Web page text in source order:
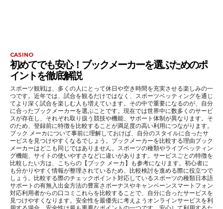
CASINO
初めてでも安心！ブックメーカーを選ぶためのポ
イントを徹底解説
スポーツ観戦は、多くの人にとって休日や空き時間を充実させる楽しみの一
つです。近年では、試合を観るだけではなく、スポーツベッティングを通じ
てより深く試合を楽しむ人も増えています。その中で重要になるのが、自分
に合ったブックメーカーを選ぶことです。現在では世界中に数多くのサービ
スが存在し、それぞれ取り扱う競技や機能、サポート体制が異なります。そ
のため、登録前に特徴を比較することが満足度の高い利用につながります。
ブック メーカについて事前に理解しておけば、自分のスタイルに合ったサ
ービスを見つけやすくなるでしょう。ブックメーカーを比較する理由ブック
メーカーはどこも同じではありません。スポーツの種類やライブベッティン
グ機能、サイトの使いやすさなどに違いがあります。サービスごとの特徴を
比較したい方は、こちらの【ブック メーカ】も参考になります。初心者に
も分かりやすく情報が整理されているため、比較検討を進める際に役立つで
しょう。比較する際のチェックポイント対応しているスポーツの種類日本語
サポートの有無入出金方法の豊富さボーナスやキャンペーンスマートフォン
対応利用者からの口コミこれらを比較することで、自分に合ったサービスを
見つけやすくなります。安全性を最優先に考えようオンラインサービスを利